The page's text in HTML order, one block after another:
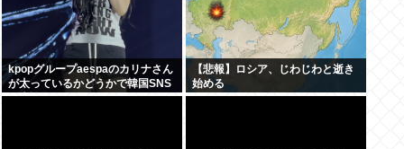
kpopグループaespaのカリナさん
が太っているかどうかで韓国SNS
が大論争に…！！！
【悲報】ロシア、じわじわと逝き
始める